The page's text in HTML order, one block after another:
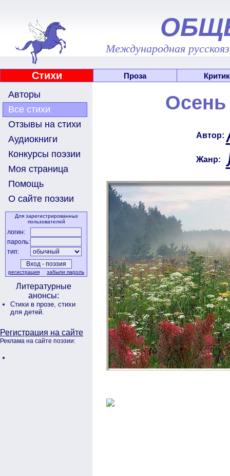
Международная
Стихи Проза
Авторы
Все стихи
Отзывы на стихи
Аудиокниги
Конкурсы поэзии
Моя страница
Помощь
О сайте поэзии
Для зарегистрированных
пользователей
логин:
пароль:
тип:
регистрация забыли пароль
Литературные
анонсы:
Стихи в прозе, стихи
для детей.
Регистрация на сайте
Реклама на сайте поэзии:
Осень
Автор:
Жанр: